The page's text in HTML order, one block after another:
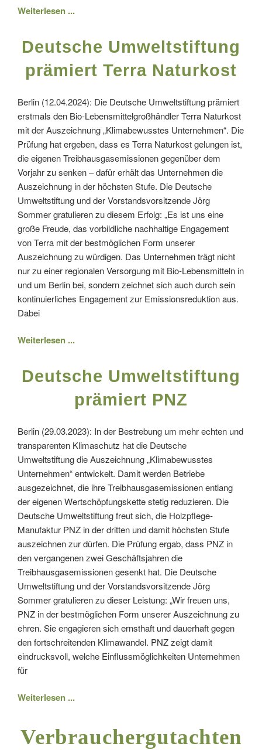
Weiterlesen ...
Deutsche Umweltstiftung
prämiert Terra Naturkost
Berlin (12.04.2024): Die Deutsche Umweltstiftung prämiert
erstmals den Bio-Lebensmittelgroßhändler Terra Naturkost
mit der Auszeichnung „Klimabewusstes Unternehmen“. Die
Prüfung hat ergeben, dass es Terra Naturkost gelungen ist,
die eigenen Treibhausgasemissionen gegenüber dem
Vorjahr zu senken – dafür erhält das Unternehmen die
Auszeichnung in der höchsten Stufe. Die Deutsche
Umweltstiftung und der Vorstandsvorsitzende Jörg
Sommer gratulieren zu diesem Erfolg: „Es ist uns eine
große Freude, das vorbildliche nachhaltige Engagement
von Terra mit der bestmöglichen Form unserer
Auszeichnung zu würdigen. Das Unternehmen trägt nicht
nur zu einer regionalen Versorgung mit Bio-Lebensmitteln in
und um Berlin bei, sondern zeichnet sich auch durch sein
kontinuierliches Engagement zur Emissionsreduktion aus.
Dabei
Weiterlesen ...
Deutsche Umweltstiftung
prämiert PNZ
Berlin (29.03.2023): In der Bestrebung um mehr echten und
transparenten Klimaschutz hat die Deutsche
Umweltstiftung die Auszeichnung „Klimabewusstes
Unternehmen“ entwickelt. Damit werden Betriebe
ausgezeichnet, die ihre Treibhausgasemissionen entlang
der eigenen Wertschöpfungskette stetig reduzieren. Die
Deutsche Umweltstiftung freut sich, die Holzpflege-
Manufaktur PNZ in der dritten und damit höchsten Stufe
auszeichnen zur dürfen. Die Prüfung ergab, dass PNZ in
den vergangenen zwei Geschäftsjahren die
Treibhausgasemissionen gesenkt hat. Die Deutsche
Umweltstiftung und der Vorstandsvorsitzende Jörg
Sommer gratulieren zu dieser Leistung: „Wir freuen uns,
PNZ in der bestmöglichen Form unserer Auszeichnung zu
ehren. Sie engagieren sich ernsthaft und dauerhaft gegen
den fortschreitenden Klimawandel. PNZ zeigt damit
eindrucksvoll, welche Einflussmöglichkeiten Unternehmen
für
Weiterlesen ...
Verbrauchergutachten